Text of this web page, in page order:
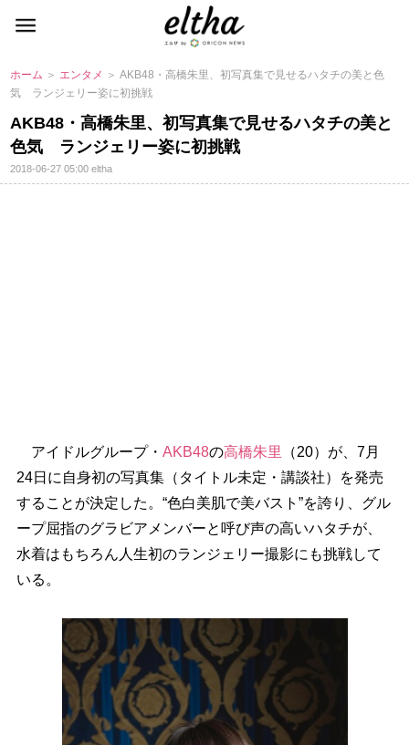
ホーム ＞ エンタメ ＞ AKB48・高橋朱里、初写真集で見せるハタチの美と色
気 ランジェリー姿に初挑戦
AKB48・高橋朱里、初写真集で見せるハタチの美と
色気 ランジェリー姿に初挑戦
2018-06-27 05:00eltha
アイドルグループ・ AKB48の高橋朱里
（20）が、7月
24日に自身初の写真集（タイトル未定・講談社）を発売
することが決定した。“色白美肌で美バスト”を誇り、グル
ープ屈指のグラビアメンバーと呼び声の高いハタチが、
水着はもちろん人生初のランジェリー撮影にも挑戦して
いる。